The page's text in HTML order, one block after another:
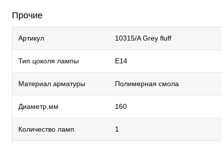
Прочие
Артикул 10315/A Grey fluff
Тип цоколя лампы E14
Материал арматуры Полимерная смола
Диаметр,мм 160
Количество ламп 1